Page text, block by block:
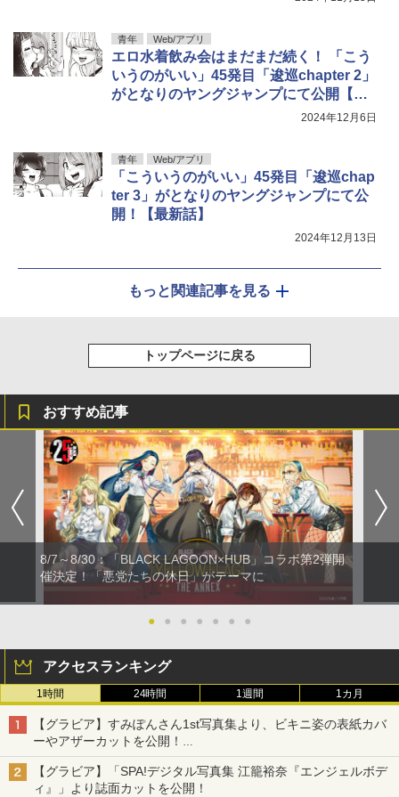
青年 Web/アプリ
エロ水着飲み会はまだまだ続く！ 「こう
いうのがいい」45発目「逡巡chapter 2」
がとなりのヤングジャンプにて公開【最
2024年12月6日
青年 Web/アプリ
「こういうのがいい」45発目「逡巡chap
ter 3」がとなりのヤングジャンプにて公
開！【最新話】
2024年12月13日
もっと関連記事を見る
トップページに戻る
おすすめ記事
8/7～8/30：「BLACK LAGOON×HUB」コラボ第2弾開
催決定！「悪党たちの休日」がテーマに
● ● ● ● ● ● ●
アクセスランキング
1時間 24時間 1週間 1カ月
【グラビア】すみぽんさん1st写真集より、ビキニ姿の表紙カバ
ーやアザーカットを公開！
タイトルは「offcourt（オフコート）」に決定
【グラビア】「SPA!デジタル写真集 江籠裕奈『エンジェルボデ
ィ』」より誌面カットを公開！